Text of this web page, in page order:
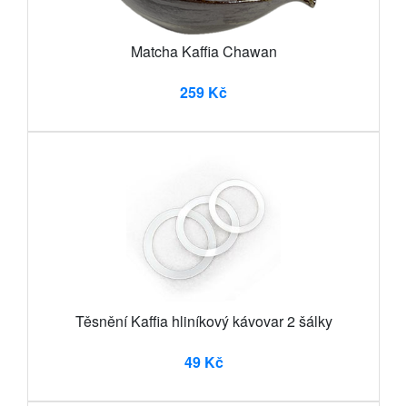
Matcha Kaffia Chawan
259 Kč
Těsnění Kaffia hliníkový kávovar 2 šálky
49 Kč